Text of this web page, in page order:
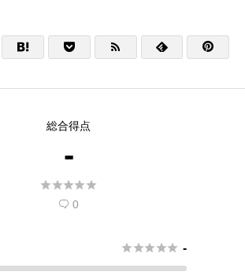
    
総合得点
-

 0
 -